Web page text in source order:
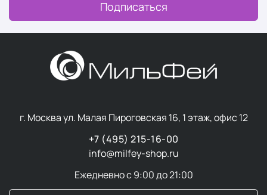
Подписаться
г. Москва ул. Малая Пироговская 16, 1 этаж, офис 12
+7 (495) 215-16-00
info@milfey-shop.ru
Ежедневно с 9:00 до 21:00